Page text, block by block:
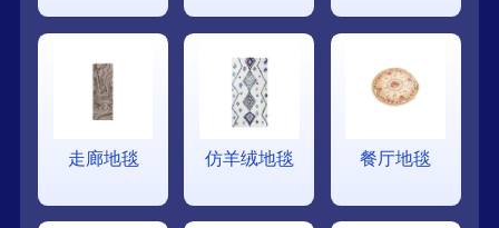
走廊地毯 仿羊绒地毯 餐厅地毯